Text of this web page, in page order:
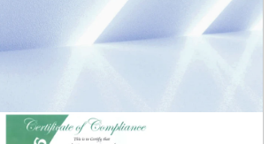
ISO 37001:2016